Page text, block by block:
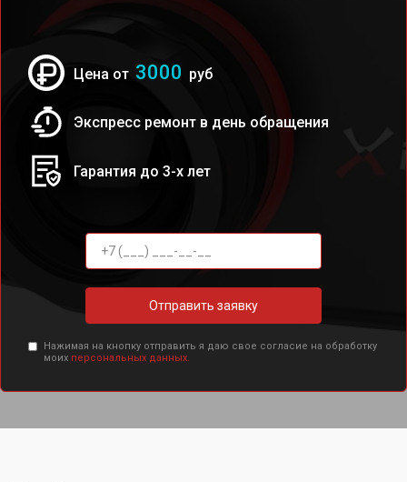
Цена от 3000 руб
Экспресс ремонт в день обращения
Гарантия до 3-х лет
Отправить заявку
Нажимая на кнопку отправить я даю свое согласие на обработку
моих персональных данных.